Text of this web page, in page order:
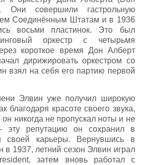
Они совершили гастрольную
Соединённым Штатам и в 1936
восьми пластинок. Это был
оркестр с четырьмя
короткое время Дон Алберт
дирижировать оркестром со
взял на себя его партию первой
Элвин уже получил широкую
благодаря красоте своего звука,
он никогда не пропускал ноты и не
эту репутацию он сохранил в
своей карьеры. Вернувшись в
1937, летний сезон Элвин играл
затем вновь работал с